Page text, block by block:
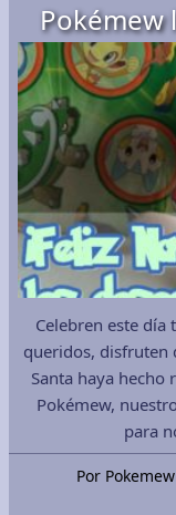
Pokémew
Celebren este día
queridos, disfruten
Santa haya hecho
Pokémew,
para
Por Pokemew